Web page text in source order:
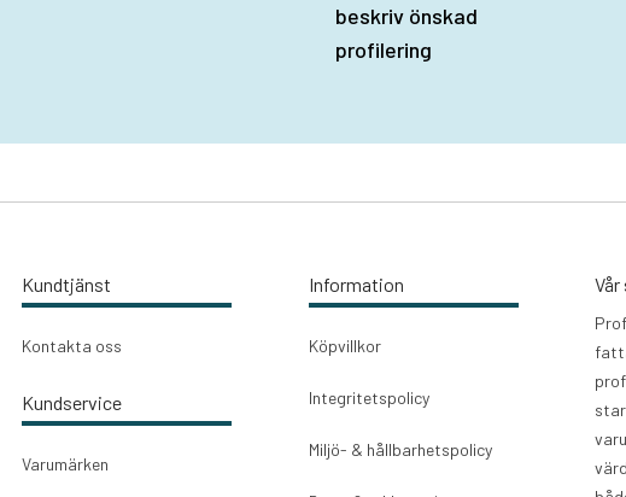
beskriv önskad
profilering
Kundtjänst
Kontakta oss
Kundservice
Varumärken
Information
Köpvillkor
Integritetspolicy
Miljö- & hållbarhetspolicy